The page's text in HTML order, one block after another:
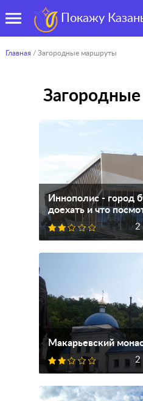
Покажу
Главная / Загородные маршруты
Иннополис - город
доехать и что
2
Макарьевский
2